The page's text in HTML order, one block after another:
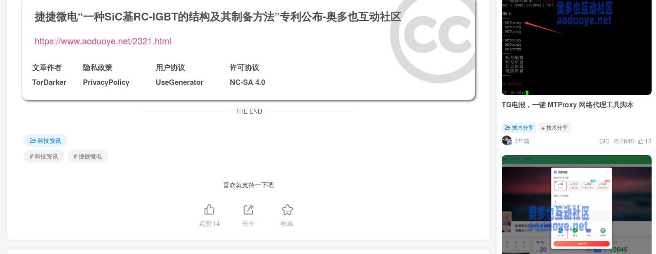
捷捷微电“一种SiC基RC-IGBT的结构及其制备方法”专利公布-奥多也互动社区
https://www.aoduoye.net/2321.html
文章作者
TorDarker
隐私政策
PrivacyPolicy
用户协议
UseGenerator
许可协议
NC-SA 4.0
THE END
科技资讯
# 科技资讯
# 捷捷微电
喜欢就支持一下吧
点赞14 分享 收藏
TG电报，一键 MTProxy 网络代理工具脚本
技术分享 # 技术分享
3年前 0 2640 13